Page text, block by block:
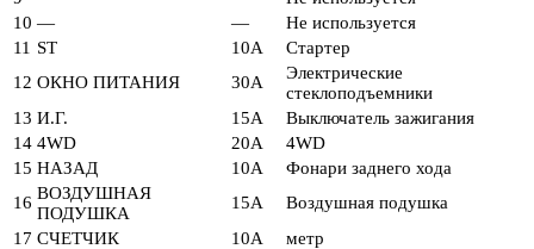
10 — —
Не используется
11 ST 10А
Стартер
12 ОКНО ПИТАНИЯ 30А
Электрические
стеклоподъемники
13 И.Г. 15А
Выключатель зажигания
14 4WD 20А
4WD
15 НАЗАД 10А
Фонари заднего хода
16 ВОЗДУШНАЯ
ПОДУШКА
15А
Воздушная подушка
17 СЧЕТЧИК 10А
метр